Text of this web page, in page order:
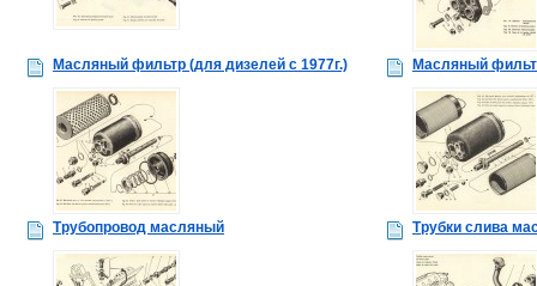
Масляный фильтр (для дизелей с 1977г.) Масляный
Трубопровод масляный Трубки слива